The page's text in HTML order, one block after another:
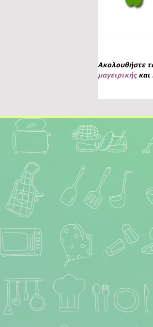
Ακολουθήστε
μαγειρικήςκαι